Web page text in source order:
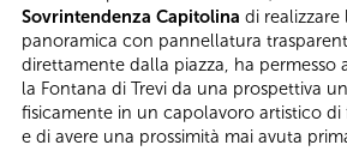
Sovrintendenza Capitolina di realizzare
panoramica con pannellatura
direttamente dalla piazza, ha permesso
la Fontana di Trevi da una prospettiva
fisicamente in un capolavoro artistico
e di avere una prossimità mai avuta